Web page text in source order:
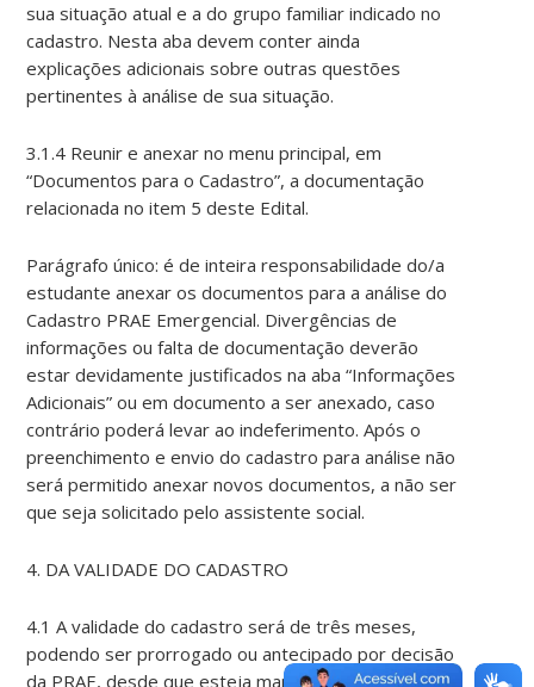
sua situação atual e a do grupo familiar indicado no
cadastro. Nesta aba devem conter ainda
explicações adicionais sobre outras questões
pertinentes à análise de sua situação.
3.1.4 Reunir e anexar no menu principal, em
“Documentos para o Cadastro”, a documentação
relacionada no item 5 deste Edital.
Parágrafo único: é de inteira responsabilidade do/a
estudante anexar os documentos para a análise do
Cadastro PRAE Emergencial. Divergências de
informações ou falta de documentação deverão
estar devidamente justificados na aba “Informações
Adicionais” ou em documento a ser anexado, caso
contrário poderá levar ao indeferimento. Após o
preenchimento e envio do cadastro para análise não
será permitido anexar novos documentos, a não ser
que seja solicitado pelo assistente social.
4. DA VALIDADE DO CADASTRO
4.1 A validade do cadastro será de três meses,
podendo ser prorrogado ou antecipado por decisão
da PRAE, desde que esteja mantido o estado de